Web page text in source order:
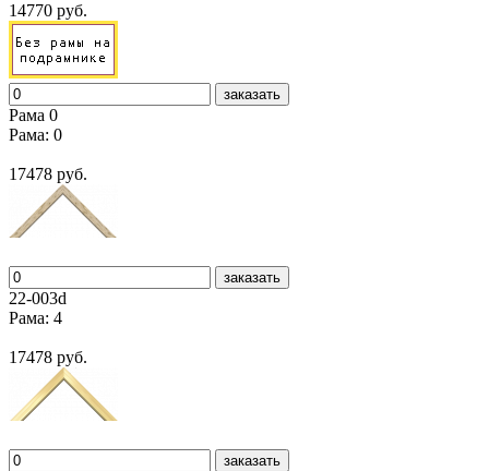
14770 руб.
заказать
Рама 0
Рама: 0
17478 руб.
заказать
22-003d
Рама: 4
17478 руб.
заказать